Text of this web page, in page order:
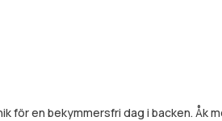
en bekymmersfri dag i backen. Åk